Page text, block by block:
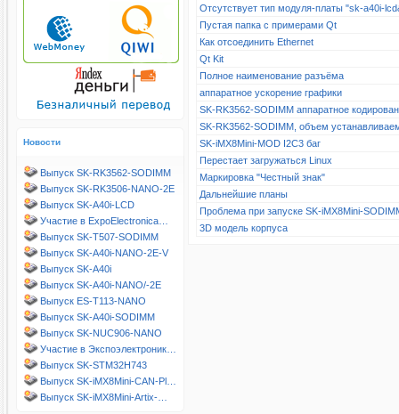
Новости
Выпуск SK-RK3562-SODIMM
Выпуск SK-RK3506-NANO-2E
Выпуск SK-A40i-LCD
Участие в ExpoElectronica…
Выпуск SK-T507-SODIMM
Выпуск SK-A40i-NANO-2E-V
Выпуск SK-A40i
Выпуск SK-A40i-NANO/-2E
Выпуск ES-T113-NANO
Выпуск SK-A40i-SODIMM
Выпуск SK-NUC906-NANO
Участие в Экспоэлектроник…
Выпуск SK-STM32H743
Выпуск SK-iMX8Mini-CAN-Pl…
Выпуск SK-iMX8Mini-Artix-…
Отсутствует тип модуля-платы "sk-a40i-
Пустая папка с примерами Qt
Как отсоединить Ethernet
Qt Kit
Полное наименование разъёма
аппаратное ускорение графики
SK-RK3562-SODIMM аппаратное
SK-RK3562-SODIMM, объем
SK-iMX8Mini-MOD I2C3 баг
Перестает загружаться Linux
Маркировка "Честный знак"
Дальнейшие планы
Проблема при запуске SK-iMX8Mini-
3D модель корпуса